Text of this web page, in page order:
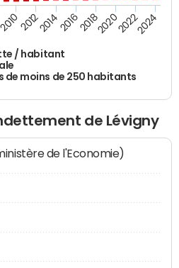
/ habitant
de moins de 250 habitants
20102012201420162018202020222024
de Lévigny
de l'Economie)